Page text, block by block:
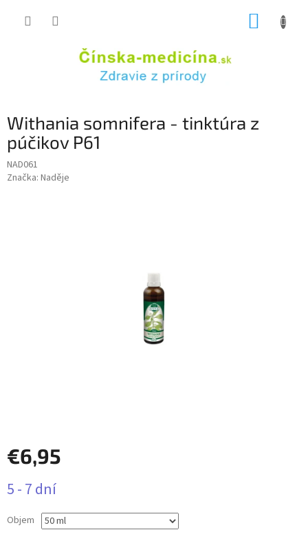
Withania somnifera - tinktúra z
púčikov P61
NAD061
Značka: Naděje
€6,95
cena:
5 - 7 dní
Objem